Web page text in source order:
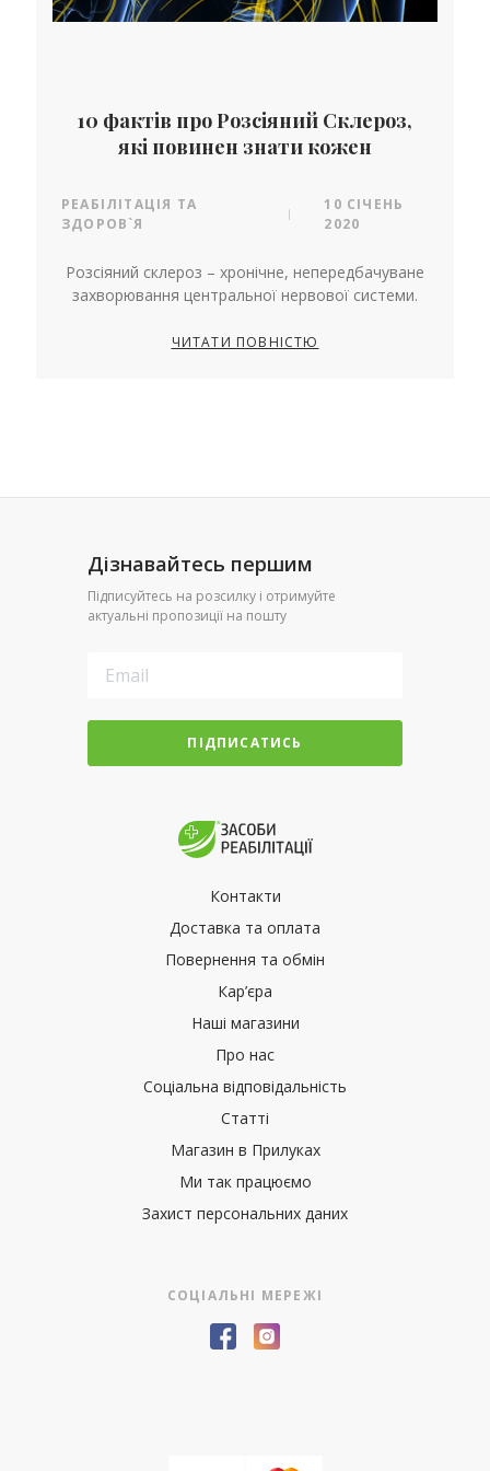
10 фактів про Розсіяний Склероз,
які повинен знати кожен
РЕАБІЛІТАЦІЯ ТА
ЗДОРОВ`Я
10 СІЧЕНЬ
2020
Розсіяний склероз – хронічне, непередбачуване
захворювання центральної нервової системи.
ЧИТАТИ ПОВНІСТЮ
Дізнавайтесь першим
Підписуйтесь на розсилку і отримуйте
актуальні пропозиції на пошту
ПІДПИСАТИСЬ
Контакти
Доставка та оплата
Повернення та обмін
Кар’єра
Наші магазини
Про нас
Соціальна відповідальність
Статті
Магазин в Прилуках
Ми так працюємо
Захист персональних даних
СОЦІАЛЬНІ МЕРЕЖІ